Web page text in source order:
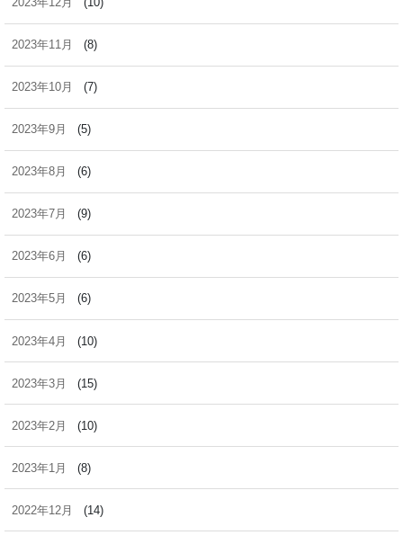
2023年11月 (8)
2023年10月 (7)
2023年9月 (5)
2023年8月 (6)
2023年7月 (9)
2023年6月 (6)
2023年5月 (6)
2023年4月 (10)
2023年3月 (15)
2023年2月 (10)
2023年1月 (8)
2022年12月 (14)